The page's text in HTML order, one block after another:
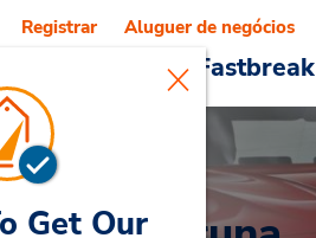
e serviços Fastbreak
Registrar Aluguer de negócios
Get Our